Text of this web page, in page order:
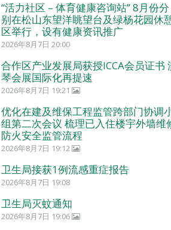
“活力社区 – 体育健康咨询站” 8月份分
别在松山东望洋眺望台及绿杨花园休
区举行，设有健康资讯推广
2026年8月7日 20:00
合作区产业发展局获授ICCA会员证书
琴会展国际化再提速
2026年8月7日 19:21
优化在建及维保工程监管跨部门协调
组第二次会议 梳理已入住楼宇外墙维
防火安全监管流程
2026年8月7日 19:12
卫生局接获1例流感重症报告
2026年8月7日 19:08
卫生局灭蚊通知
2026年8月7日 19:06